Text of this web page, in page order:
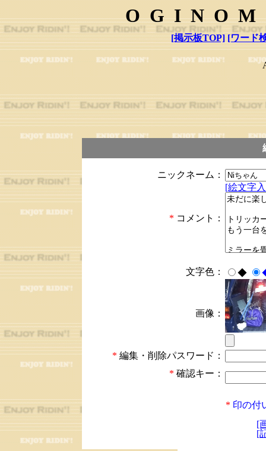
[掲示板TOP] [ワード
ニックネーム：
* コメント：
[絵文字
文字色： ◆
画像：
* 編集・削除パスワード：
* 確認キー：
* 印の付
[
[